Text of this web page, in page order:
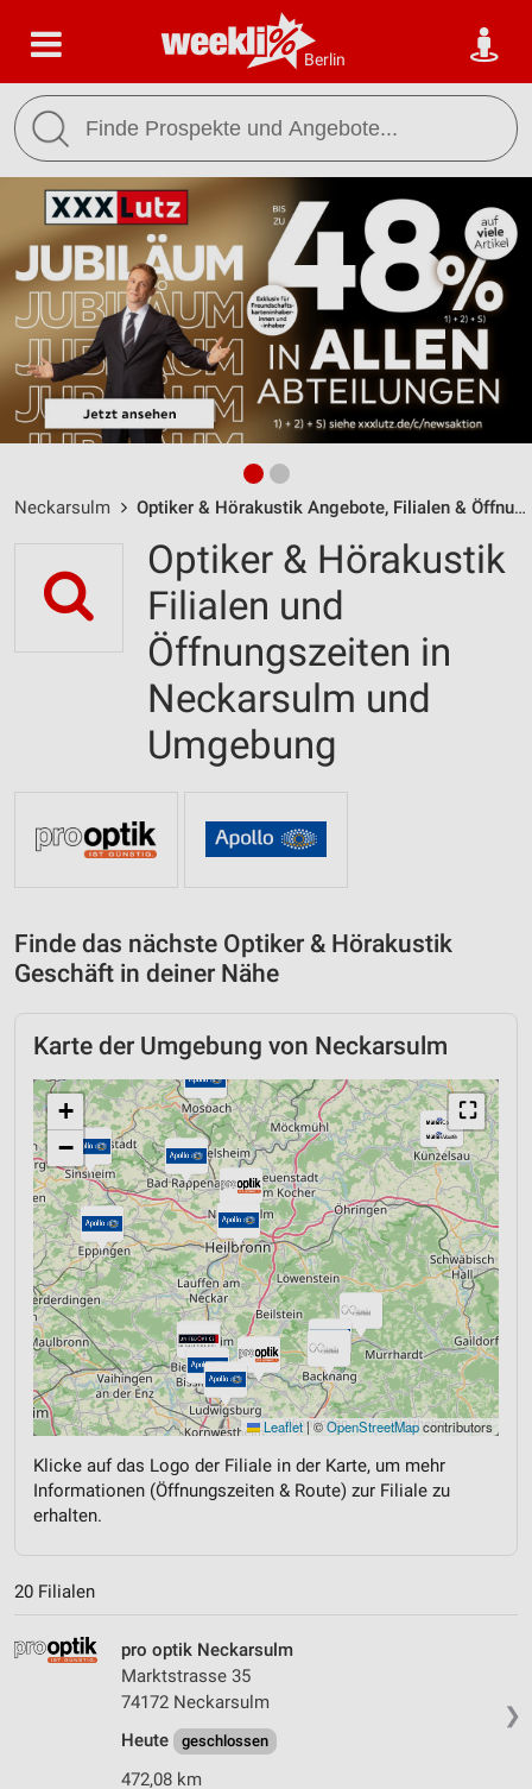
Berlin
Neckarsulm Optiker & Hörakustik Angebote, Filialen & Öffnungszeiten
Optiker & Hörakustik
Filialen und
Öffnungszeiten in
Neckarsulm und
Umgebung
Finde das nächste Optiker & Hörakustik
Geschäft in deiner Nähe
Karte der Umgebung von Neckarsulm
⛶
+
−
Leaflet|©OpenStreetMapcontributors
Klicke auf das Logo der Filiale in der Karte, um mehr
Informationen (Öffnungszeiten & Route) zur Filiale zu
erhalten.
20 Filialen
❯
pro optik Neckarsulm
Marktstrasse 35
74172 Neckarsulm
Heute
geschlossen
472,08 km